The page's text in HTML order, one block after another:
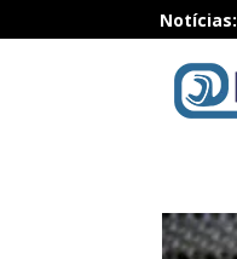
Notícias: